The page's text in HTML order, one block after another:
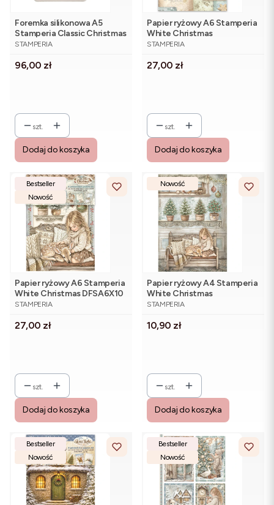
Foremka silikonowa A5
Stamperia Classic Christmas
KACMA613 - bombki
PRODUCENT
STAMPERIA
Cena
96,00 zł
szt.
Dodaj do koszyka
Papier ryżowy A6 Stamperia
White Christmas
DFSAK6059 - zestaw 8
PRODUCENT
STAMPERIA
Cena
27,00 zł
szt.
Dodaj do koszyka
Bestseller
Nowość
Papier ryżowy A6 Stamperia
White Christmas DFSA6X10
- zestaw 8 sztuk
PRODUCENT
STAMPERIA
Cena
27,00 zł
szt.
Dodaj do koszyka
Nowość
Papier ryżowy A4 Stamperia
White Christmas
DFSA41148 - dziewczynka i
PRODUCENT
STAMPERIA
Cena
10,90 zł
szt.
Dodaj do koszyka
Bestseller
Nowość
Bestseller
Nowość